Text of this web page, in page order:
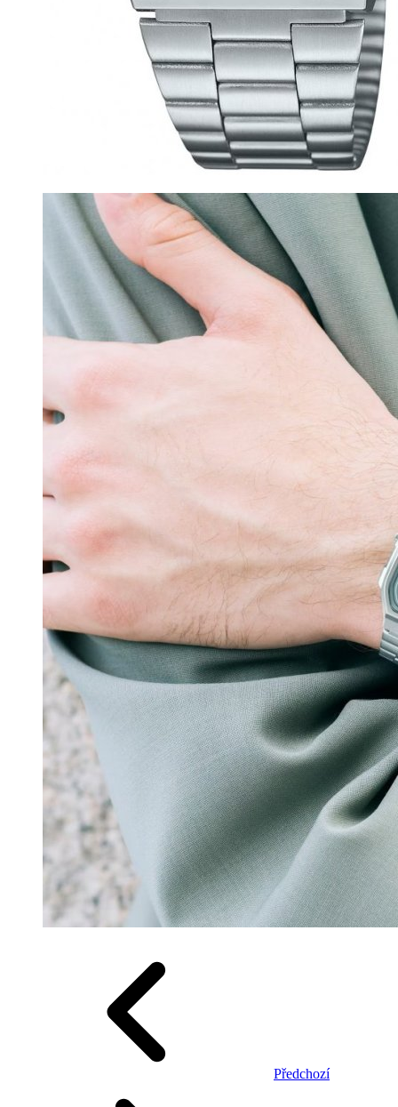
Předchozí